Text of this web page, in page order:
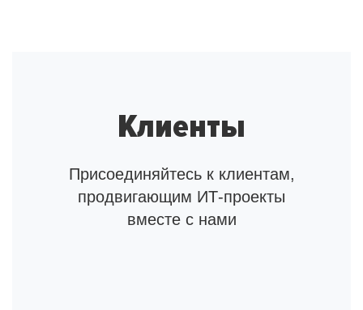
Клиенты
Присоединяйтесь к клиентам,
продвигающим ИТ-проекты
вместе с нами